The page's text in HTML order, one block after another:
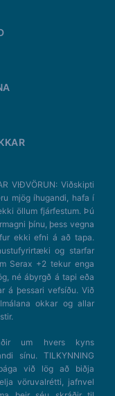
VIÐVÖRUN: Viðskipti
mjög íhugandi, hafa í
öllum fjárfestum. Þú
þínu, þess vegna
ekki efni á að tapa.
og starfar
Serax +2 tekur enga
né ábyrgð á tapi eða
á þessari vefsíðu. Við
okkar og allar
um hvers kyns
sínu. TILKYNNING
bága við lög að biðja
vöruvalrétti, jafnvel